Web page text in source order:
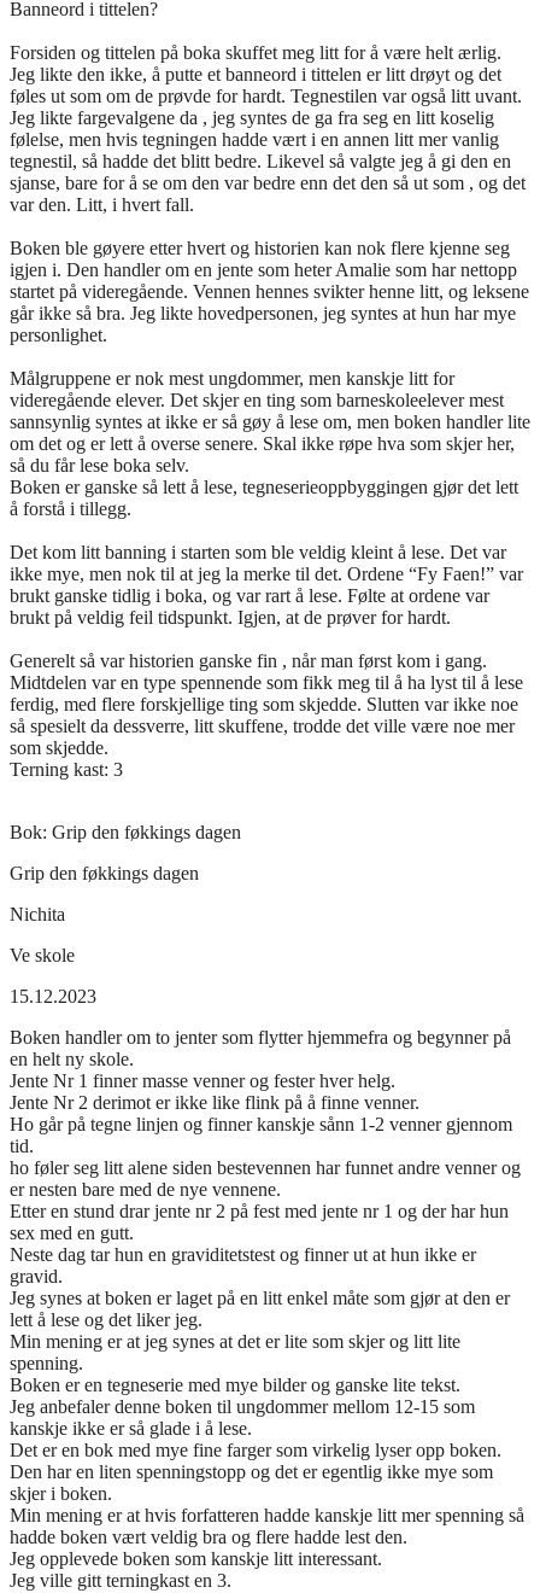
Banneord i tittelen?
Forsiden og tittelen på boka skuffet meg litt for å være helt ærlig.
Jeg likte den ikke, å putte et banneord i tittelen er litt drøyt og det
føles ut som om de prøvde for hardt. Tegnestilen var også litt uvant.
Jeg likte fargevalgene da , jeg syntes de ga fra seg en litt koselig
følelse, men hvis tegningen hadde vært i en annen litt mer vanlig
tegnestil, så hadde det blitt bedre. Likevel så valgte jeg å gi den en
sjanse, bare for å se om den var bedre enn det den så ut som , og det
var den. Litt, i hvert fall.
Boken ble gøyere etter hvert og historien kan nok flere kjenne seg
igjen i. Den handler om en jente som heter Amalie som har nettopp
startet på videregående. Vennen hennes svikter henne litt, og leksene
går ikke så bra. Jeg likte hovedpersonen, jeg syntes at hun har mye
personlighet.
Målgruppene er nok mest ungdommer, men kanskje litt for
videregående elever. Det skjer en ting som barneskoleelever mest
sannsynlig syntes at ikke er så gøy å lese om, men boken handler lite
om det og er lett å overse senere. Skal ikke røpe hva som skjer her,
så du får lese boka selv.
Boken er ganske så lett å lese, tegneserieoppbyggingen gjør det lett
å forstå i tillegg.
Det kom litt banning i starten som ble veldig kleint å lese. Det var
ikke mye, men nok til at jeg la merke til det. Ordene “Fy Faen!” var
brukt ganske tidlig i boka, og var rart å lese. Følte at ordene var
brukt på veldig feil tidspunkt. Igjen, at de prøver for hardt.
Generelt så var historien ganske fin , når man først kom i gang.
Midtdelen var en type spennende som fikk meg til å ha lyst til å lese
ferdig, med flere forskjellige ting som skjedde. Slutten var ikke noe
så spesielt da dessverre, litt skuffene, trodde det ville være noe mer
som skjedde.
Terning kast: 3
Bok: Grip den føkkings dagen
Grip den føkkings dagen
Nichita
Ve skole
15.12.2023
Boken handler om to jenter som flytter hjemmefra og begynner på
en helt ny skole.
Jente Nr 1 finner masse venner og fester hver helg.
Jente Nr 2 derimot er ikke like flink på å finne venner.
Ho går på tegne linjen og finner kanskje sånn 1-2 venner gjennom
tid.
ho føler seg litt alene siden bestevennen har funnet andre venner og
er nesten bare med de nye vennene.
Etter en stund drar jente nr 2 på fest med jente nr 1 og der har hun
sex med en gutt.
Neste dag tar hun en graviditetstest og finner ut at hun ikke er
gravid.
Jeg synes at boken er laget på en litt enkel måte som gjør at den er
lett å lese og det liker jeg.
Min mening er at jeg synes at det er lite som skjer og litt lite
spenning.
Boken er en tegneserie med mye bilder og ganske lite tekst.
Jeg anbefaler denne boken til ungdommer mellom 12-15 som
kanskje ikke er så glade i å lese.
Det er en bok med mye fine farger som virkelig lyser opp boken.
Den har en liten spenningstopp og det er egentlig ikke mye som
skjer i boken.
Min mening er at hvis forfatteren hadde kanskje litt mer spenning så
hadde boken vært veldig bra og flere hadde lest den.
Jeg opplevede boken som kanskje litt interessant.
Jeg ville gitt terningkast en 3.